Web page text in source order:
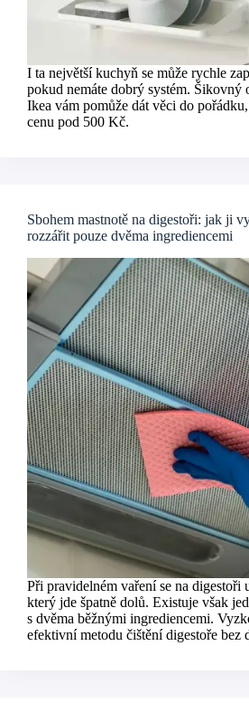
I ta největší kuchyň se může rychle
pokud nemáte dobrý systém. Šikovný
Ikea vám pomůže dát věci do pořádku,
cenu pod 500 Kč.
Sbohem mastnotě na digestoři: jak ji
rozzářit pouze dvěma ingrediencemi
Při pravidelném vaření se na digestoři
který jde špatně dolů. Existuje však
s dvěma běžnými ingrediencemi.
efektivní metodu čištění digestoře bez